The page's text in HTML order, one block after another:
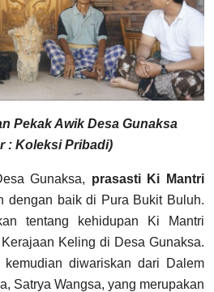
Pekak Awik Desa Gunaksa
: Koleksi Pribadi)
Gunaksa, prasasti Ki Mantri
dengan baik di Pura Bukit Buluh.
tentang kehidupan Ki Mantri
Keling di Desa Gunaksa.
diwariskan dari Dalem
Satrya Wangsa, yang merupakan